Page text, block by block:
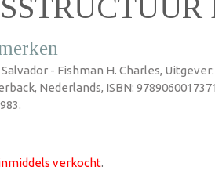
- Fishman H. Charles,
Nederlands, ISBN:
verkocht.